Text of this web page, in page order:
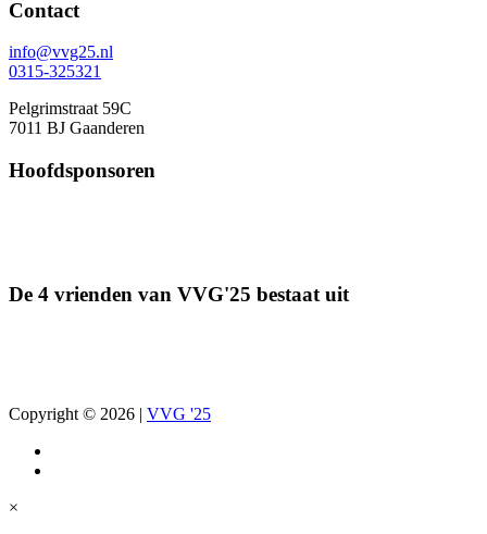
Contact
info@vvg25.nl
0315-325321
Pelgrimstraat 59C
7011 BJ Gaanderen
Hoofdsponsoren
De 4 vrienden van VVG'25 bestaat uit
Copyright © 2026 | VVG '25
×